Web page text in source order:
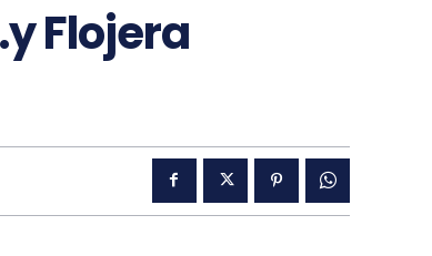
Flojera